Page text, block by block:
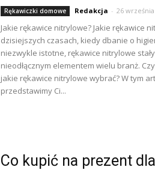
Rękawiczki domowe Redakcja - 26 września
Jakie rękawice nitrylowe? Jakie rękawice
dzisiejszych czasach, kiedy dbanie o
niezwykle istotne, rękawice nitrylowe
nieodłącznym elementem wielu branż.
jakie rękawice nitrylowe wybrać? W tym
przedstawimy Ci...
Co kupić na prezent